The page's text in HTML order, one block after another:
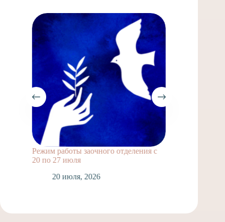
Режим работы заочного отделения с
20 по 27 июля
20 июля, 2026